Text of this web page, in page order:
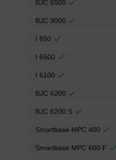
BJC 6500
BJC 3000
I 650
I 6500
I 6100
BJC 6200
BJC 6200 S
Smartbase MPC 400
Smartbase MPC 600 F